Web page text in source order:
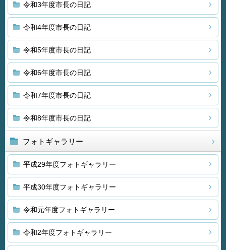
令和3年度市長の日記
令和4年度市長の日記
令和5年度市長の日記
令和6年度市長の日記
令和7年度市長の日記
令和8年度市長の日記
フォトギャラリー
平成29年度フォトギャラリー
平成30年度フォトギャラリー
令和元年度フォトギャラリー
令和2年度フォトギャラリー